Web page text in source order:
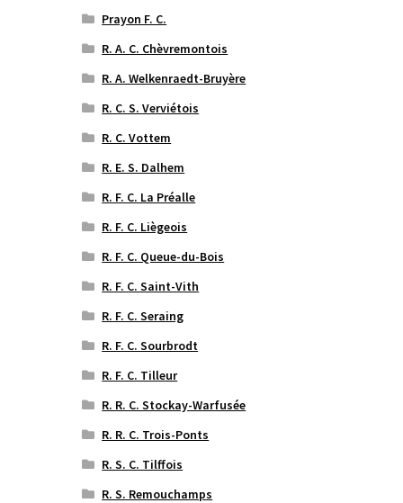
Prayon F. C.
R. A. C. Chèvremontois
R. A. Welkenraedt-Bruyère
R. C. S. Verviétois
R. C. Vottem
R. E. S. Dalhem
R. F. C. La Préalle
R. F. C. Liègeois
R. F. C. Queue-du-Bois
R. F. C. Saint-Vith
R. F. C. Seraing
R. F. C. Sourbrodt
R. F. C. Tilleur
R. R. C. Stockay-Warfusée
R. R. C. Trois-Ponts
R. S. C. Tilffois
R. S. Remouchamps